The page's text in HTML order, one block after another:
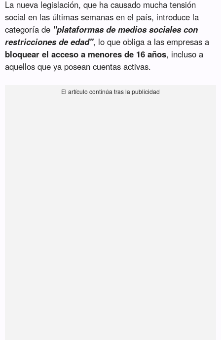
La nueva legislación, que ha causado mucha tensión
social en las últimas semanas en el país, introduce la
categoría de "plataformas de medios sociales con
restricciones de edad", lo que obliga a las empresas a
bloquear el acceso a menores de 16 años, incluso a
aquellos que ya posean cuentas activas.